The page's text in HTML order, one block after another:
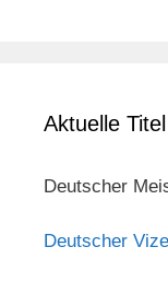
Aktuelle Titel
Deutscher
Deutscher